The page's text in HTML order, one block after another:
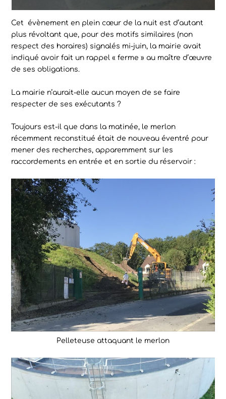
Cet évènement en plein cœur de la nuit est d’autant
plus révoltant que, pour des motifs similaires (non
respect des horaires) signalés mi-juin, la mairie avait
indiqué avoir fait un rappel « ferme » au maître d’œuvre
de ses obligations.
La mairie n’aurait-elle aucun moyen de se faire
respecter de ses exécutants ?
Toujours est-il que dans la matinée, le merlon
récemment reconstitué était de nouveau éventré pour
mener des recherches, apparemment sur les
raccordements en entrée et en sortie du réservoir :
Pelleteuse attaquant le merlon